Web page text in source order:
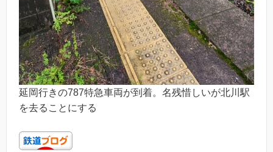
延岡行きの787特急車両が到着。名残惜しいが北川駅
を去ることにする